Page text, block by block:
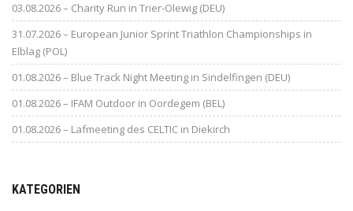
03.08.2026 – Charity Run in Trier-Olewig (DEU)
31.07.2026 – European Junior Sprint Triathlon Championships in
Elblag (POL)
01.08.2026 – Blue Track Night Meeting in Sindelfingen (DEU)
01.08.2026 – IFAM Outdoor in Oordegem (BEL)
01.08.2026 – Lafmeeting des CELTIC in Diekirch
KATEGORIEN